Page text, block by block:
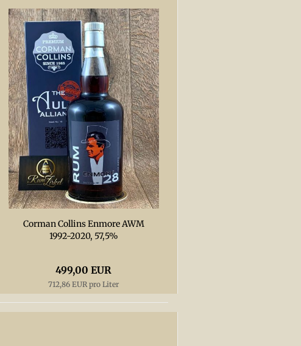
Corman Collins Enmore AWM
1992-2020, 57,5%
499,00 EUR
712,86 EUR pro Liter